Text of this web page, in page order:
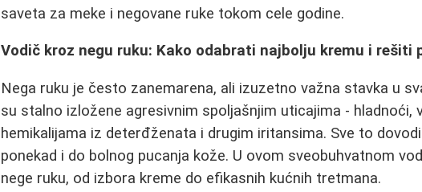
saveta za meke i negovane ruke tokom cele godine.
Vodič kroz negu ruku: Kako odabrati najbolju kremu i rešiti
Nega ruku je često zanemarena, ali izuzetno važna stavka u
su stalno izložene agresivnim spoljašnjim uticajima - hladnoći,
hemikalijama iz deterđženata i drugim iritansima. Sve to
ponekad i do bolnog pucanja kože. U ovom sveobuhvatnom
nege ruku, od izbora kreme do efikasnih kućnih tretmana.